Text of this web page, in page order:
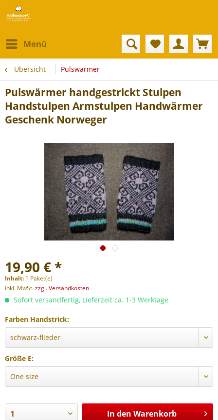
Menü
Übersicht Pulswärmer
Pulswärmer handgestrickt Stulpen
Handstulpen Armstulpen Handwärmer
Geschenk Norweger
19,90 € *
Inhalt: 1 Paket(e)
inkl. MwSt.zzgl. Versandkosten
Sofort versandfertig, Lieferzeit ca. 1-3 Werktage
Farben Handstrick:
Größe E:
In den Warenkorb